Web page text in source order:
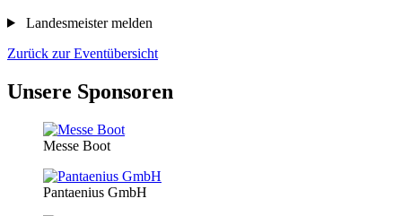
Landesmeister melden
Zurück zur Eventübersicht
Unsere Sponsoren
Messe Boot
Pantaenius GmbH